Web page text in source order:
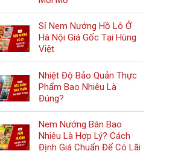
Sỉ Nem Nướng Hồ Lô Ở
Hà Nội Giá Gốc Tại Hùng
Việt
Nhiệt Độ Bảo Quản Thực
Phẩm Bao Nhiêu Là
Đúng?
Nem Nướng Bán Bao
Nhiêu Là Hợp Lý? Cách
Định Giá Chuẩn Để Có Lãi